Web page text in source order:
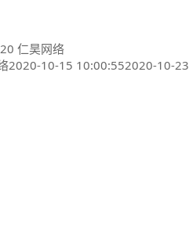
仁昊网络
2020-10-15 10:00:552020-10-23